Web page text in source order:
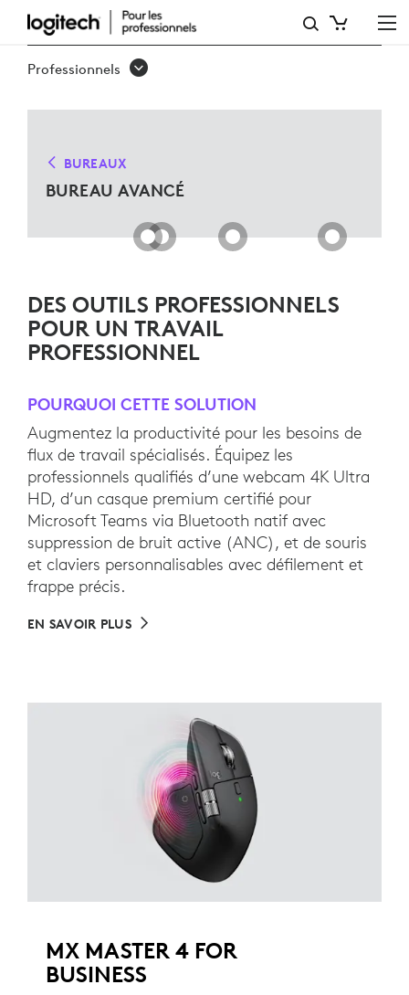
SOLUTIONS
DE
POUR
MICROSOFT
TEAMS
Professionnels
BUREAUX
BUREAU AVANCÉ
DES OUTILS PROFESSIONNELS
POUR UN TRAVAIL
PROFESSIONNEL
POURQUOI CETTE SOLUTION
Augmentez la productivité pour les besoins de
flux de travail spécialisés. Équipez les
professionnels qualifiés d’une webcam 4K Ultra
HD, d’un casque premium certifié pour
Microsoft Teams via Bluetooth natif avec
suppression de bruit active (ANC), et de souris
et claviers personnalisables avec défilement et
frappe précis.
EN SAVOIR PLUS
MX MASTER 4 FOR
BUSINESS